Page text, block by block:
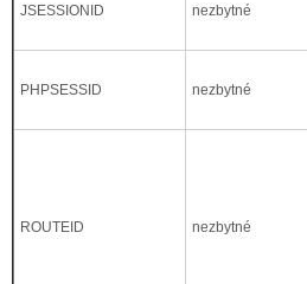
JSESSIONID nezbytné
PHPSESSID nezbytné
ROUTEID nezbytné